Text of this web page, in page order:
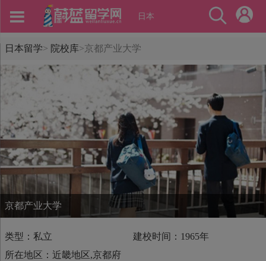
日本
日本留学> 院校库>京都产业大学
京都产业大学
类型：私立
建校时间：1965年
所在地区：近畿地区,京都府